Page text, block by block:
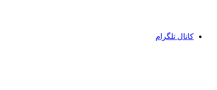
کانال تلگرام